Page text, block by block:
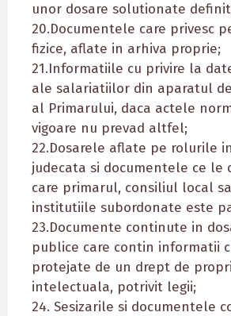
unor dosare solutionate
20.Documentele care privesc
fizice, aflate in arhiva proprie;
21.Informatiile cu privire la
ale salariatiilor din aparatul
al Primarului, daca actele
vigoare nu prevad altfel;
22.Dosarele aflate pe rolurile
judecata si documentele ce le
care primarul, consiliul local
institutiile subordonate este
23.Documente continute in
publice care contin informatii
protejate de un drept de
intelectuala, potrivit legii;
24. Sesizarile si documentele